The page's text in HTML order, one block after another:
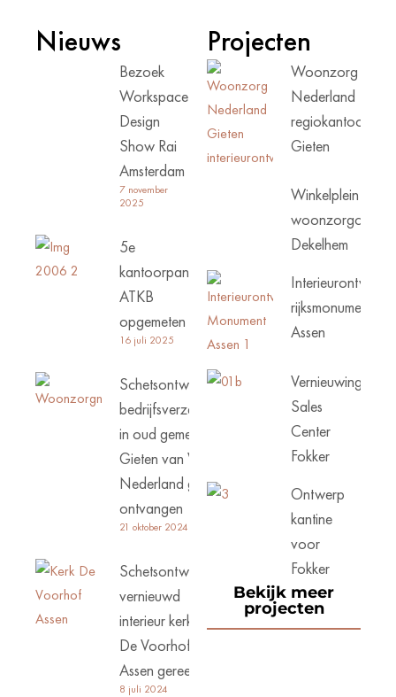
Nieuws
Bezoek
Workspace
Design
Show Rai
Amsterdam
7 november
2025
5e
kantoorpand
ATKB
opgemeten
16 juli 2025
Schetsontwerp
bedrijfsverzamelgebouw
in oud gemeentehuis
Gieten van Woonzorg
Nederland goed
ontvangen
21 oktober 2024
Schetsontwerp
vernieuwd
interieur kerk
De Voorhof
Assen gereed
8 juli 2024
Projecten
Woonzorg
Nederland
regiokantoor
Gieten
Winkelplein
Dekelhem
Interieurontwerp
rijksmonument
Assen
Vernieuwing
Sales
Center
Fokker
Ontwerp
kantine
voor
Fokker
Bekijk meer
projecten